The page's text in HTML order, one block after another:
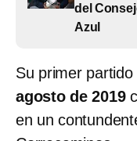
del
Azul
Su primer
agosto de 2019
en un